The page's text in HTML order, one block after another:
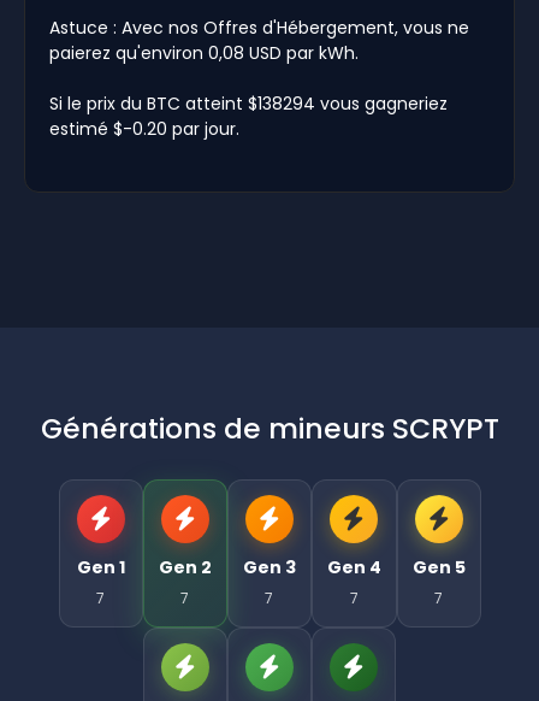
Astuce : Avec nos Offres d'Hébergement, vous ne
paierez qu'environ 0,08 USD par kWh.
Si le prix du BTC atteint $138294 vous gagneriez
estimé $-0.20 par jour.
Générations de mineurs SCRYPT
Gen 1
7
Gen 2
7
Gen 3
7
Gen 4
7
Gen 5
7